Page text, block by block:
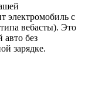
электромобиль с
вебасты). Это
авто без
зарядке.